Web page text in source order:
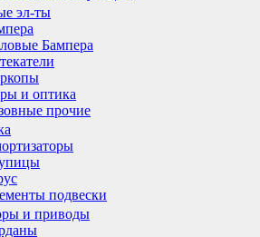
эл-ты
Бампера
и оптика
прочие
подвески
и приводы